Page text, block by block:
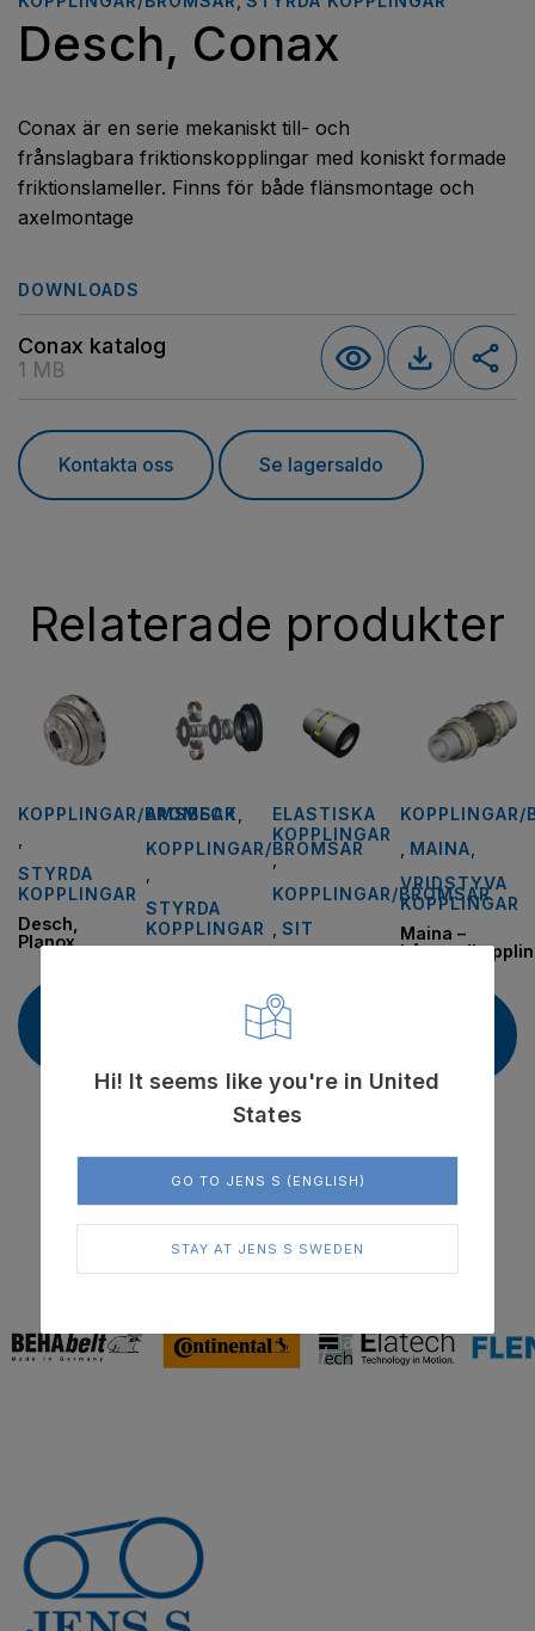
Desch, Conax
Conax är en serie mekaniskt till- och
frånslagbara friktionskopplingar med koniskt formade
friktionslameller. Finns för både flänsmontage och
axelmontage
DOWNLOADS
Conax katalog
1 MB
Kontakta oss Se lagersaldo
Relaterade produkter
KOPPLINGAR/BROMSAR
STYRDA
KOPPLINGAR
Desch,
Planox
AMSBECK
KOPPLINGAR/BROMSAR
STYRDA
KOPPLINGAR
mer
ELASTISKA
KOPPLINGAR
,
KOPPLINGAR/BROMSAR
SIT
KOPPLINGAR/
MAINA
VRIDSTYVA
KOPPLINGAR
Maina –
I samarbete med världsledande leverantörer
Hi! It seems like you're in United
States
GO TO JENS S (ENGLISH)
STAY AT JENS S SWEDEN